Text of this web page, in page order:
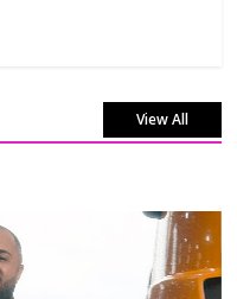
View All